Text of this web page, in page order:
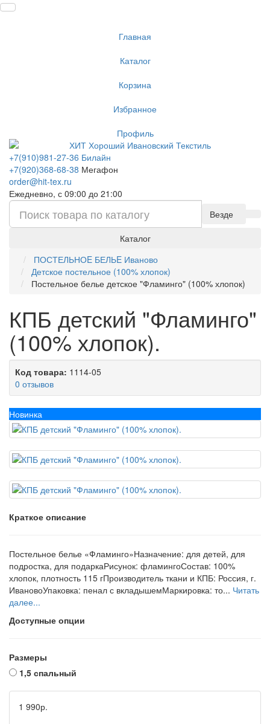
Главная
Каталог
Корзина
Избранное
Профиль
+7(910)981-27-36 Билайн
+7(920)368-68-38 Мегафон
order@hit-tex.ru
Ежедневно, с 09:00 до 21:00
Везде
Каталог
ПОСТЕЛЬНОE БЕЛЬE Иваново
Детское постельное (100% хлопок)
Постельное белье детское "Фламинго" (100% хлопок)
КПБ детский "Фламинго"
(100% хлопок).
Код товара: 1114-05
0 отзывов
Новинка
Краткое описание
Постельное белье «Фламинго»Назначение: для детей, для
подростка, для подаркаРисунок: фламингоСостав: 100%
хлопок, плотность 115 гПроизводитель ткани и КПБ: Россия, г.
ИвановоУпаковка: пенал с вкладышемМаркировка: то... Читать
далее...
Доступные опции
Размеры
1,5 спальный
1 990р.